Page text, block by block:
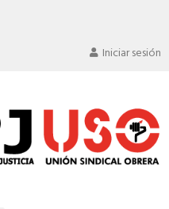
Iniciar sesión